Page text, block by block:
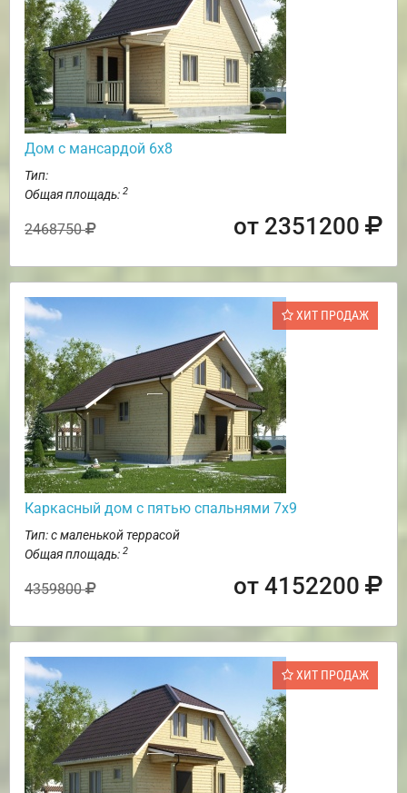
Дом с мансардой 6х8
Тип:
Общая площадь: 2
2468750 от 2351200
ХИТ ПРОДАЖ
Каркасный дом с пятью спальнями 7х9
Тип: с маленькой террасой
Общая площадь: 2
4359800 от 4152200
ХИТ ПРОДАЖ